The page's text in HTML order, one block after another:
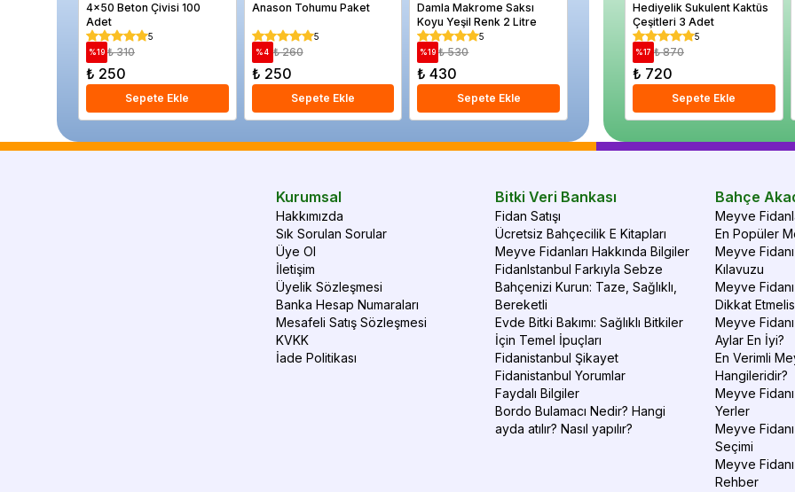
4x50 Beton Çivisi 100
Adet
5
%19 ₺ 310
₺ 250
Sepete Ekle
Anason Tohumu Paket
5
%4 ₺ 260
₺ 250
Sepete Ekle
Damla Makrome Saksı
Koyu Yeşil Renk 2 Litre
5
%19 ₺ 530
₺ 430
Sepete Ekle
Kaymak Ağacı Fidanı Feijoa
sellowiana 120 cm 5 Yaş
5
₺ 3.390
₺ 3.000
Sepete Ekle
Acem
Hediyelik Sukulent Kaktüs
Çeşitleri 3 Adet
5
%17 ₺ 870
₺ 720
Sepete Ekle
Kurumsal
Hakkımızda
Sık Sorulan Sorular
Üye Ol
İletişim
Üyelik Sözleşmesi
Banka Hesap Numaraları
Mesafeli Satış Sözleşmesi
KVKK
İade Politikası
Bitki Veri Bankası
Fidan Satışı
Ücretsiz Bahçecilik E Kitapları
Meyve Fidanları Hakkında Bilgiler
FidanIstanbul Farkıyla Sebze
Bahçenizi Kurun: Taze, Sağlıklı,
Bereketli
Evde Bitki Bakımı: Sağlıklı Bitkiler
İçin Temel İpuçları
Fidanistanbul Şikayet
Fidanistanbul Yorumlar
Faydalı Bilgiler
Bordo Bulamacı Nedir? Hangi
ayda atılır? Nasıl yapılır?
Bahçe
Meyve
En Popüler
Meyve
Kılavuzu
Meyve
Dikkat
Meyve
Aylar En İyi?
En Verimli
Hangileridir?
Meyve
Yerler
Meyve
Seçimi
Meyve Fidanı
Rehber